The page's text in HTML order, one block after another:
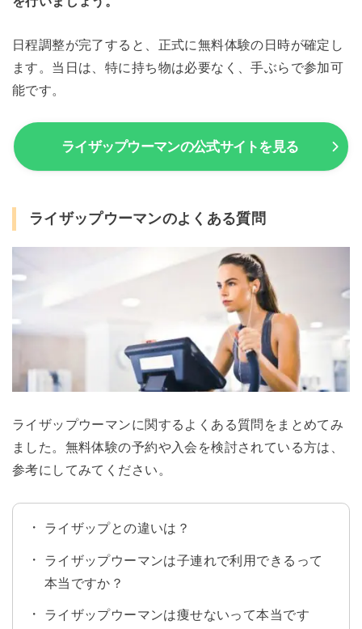
日程調整が完了すると、正式に無料体験の日時が確定し
ます。当日は、特に持ち物は必要なく、手ぶらで参加可
能です。
ライザップウーマンの公式サイトを見る
ライザップウーマンのよくある質問
ライザップウーマンに関するよくある質問をまとめてみ
ました。無料体験の予約や入会を検討されている方は、
参考にしてみてください。
ライザップとの違いは？
ライザップウーマンは子連れで利用できるって
本当ですか？
ライザップウーマンは痩せないって本当です